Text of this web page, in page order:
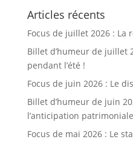
Articles récents
Focus de juillet 2026 : La
Billet d’humeur de juillet
pendant l’été !
Focus de juin 2026 : Le
Billet d’humeur de juin
l’anticipation patrimoniale
Focus de mai 2026 : Le